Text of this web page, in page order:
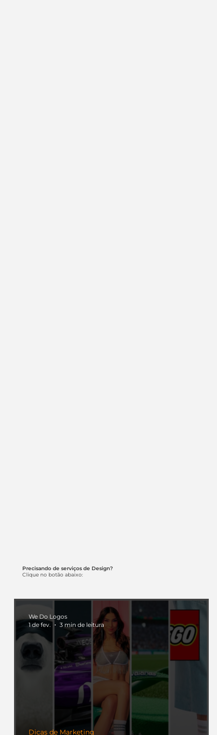
Precisando de serviços de Design?
Clique no botão abaixo:
Dicas de Marketing
We Do Logos
1 de fev.
3 min de leitura